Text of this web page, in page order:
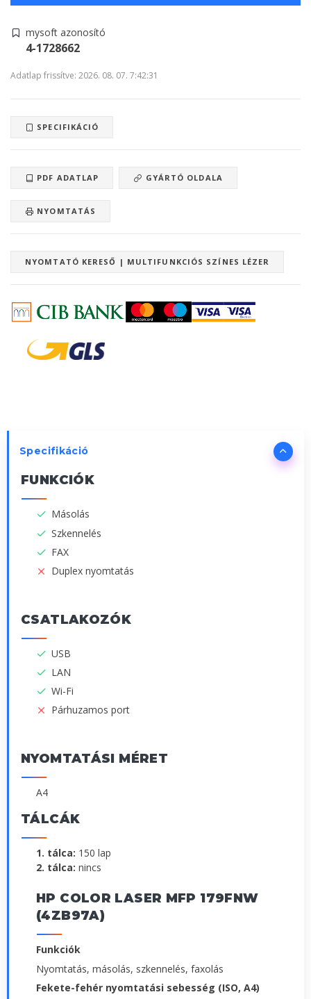
mysoft azonosító
4-1728662
Adatlap frissítve: 2026. 08. 07. 7:42:31
SPECIFIKÁCIÓ
PDF ADATLAP GYÁRTÓ OLDALA
NYOMTATÁS
NYOMTATÓ KERESŐ | MULTIFUNKCIÓS SZÍNES LÉZER
Specifikáció
FUNKCIÓK
Másolás
Szkennelés
FAX
Duplex nyomtatás
CSATLAKOZÓK
USB
LAN
Wi-Fi
Párhuzamos port
NYOMTATÁSI MÉRET
A4
TÁLCÁK
1. tálca: 150 lap
2. tálca: nincs
HP COLOR LASER MFP 179FNW
(4ZB97A)
Funkciók
Nyomtatás, másolás, szkennelés, faxolás
Fekete-fehér nyomtatási sebesség (ISO, A4)